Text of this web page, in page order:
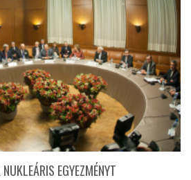
EGYEZMÉNYT